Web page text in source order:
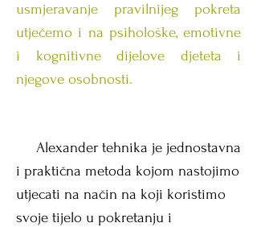
usmjeravanje pravilnijeg pokreta
utječemo i na psihološke, emotivne
i kognitivne dijelove djeteta i
njegove osobnosti.
Alexander tehnika je jednostavna
i praktična metoda kojom nastojimo
utjecati na način na koji koristimo
svoje tijelo u pokretanju i